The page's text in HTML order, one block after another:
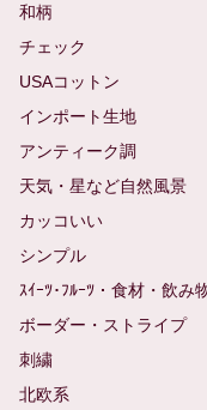
和柄
チェック
USAコットン
インポート生地
アンティーク調
天気・星など自然風景
カッコいい
シンプル
ｽｲｰﾂ･ﾌﾙｰﾂ・食材・飲み
ボーダー・ストライプ
刺繍
北欧系